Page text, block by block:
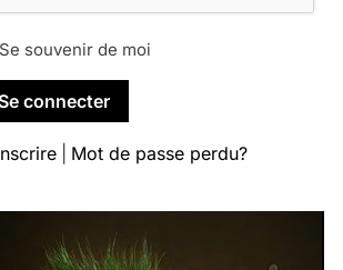
Se souvenir de moi
Mot de passe perdu?